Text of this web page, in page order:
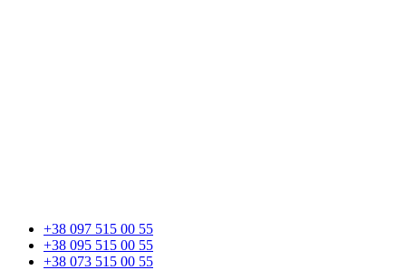
+38 097 515 00 55
+38 095 515 00 55
+38 073 515 00 55